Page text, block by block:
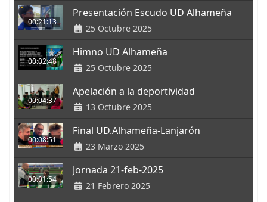
00:21:13
Presentación Escudo UD Alhameña
25 Octubre 2025
00:02:48
Himno UD Alhameña
25 Octubre 2025
00:04:37
Apelación a la deportividad
13 Octubre 2025
00:08:51
Final UD.Alhameña-Lanjarón
23 Marzo 2025
00:01:54
Jornada 21-feb-2025
21 Febrero 2025